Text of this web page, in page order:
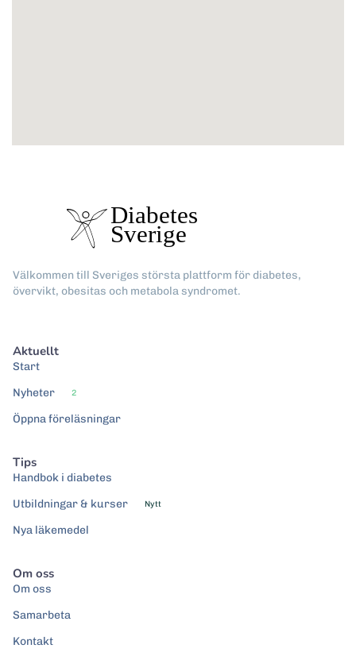
Välkommen till Sveriges största plattform för diabetes,
övervikt, obesitas och metabola syndromet.
Aktuellt
Start
Nyheter
2
Öppna föreläsningar
Tips
Handbok i diabetes
Utbildningar & kurser
Nytt
Nya läkemedel
Om oss
Om oss
Samarbeta
Kontakt